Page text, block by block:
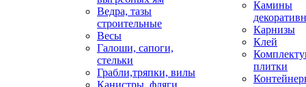
Ведра, тазы
строительные
Весы
Галоши, сапоги,
стельки
Грабли,тряпки, вилы
Канистры, фляги
Камины
Карнизы
Клей
плитки